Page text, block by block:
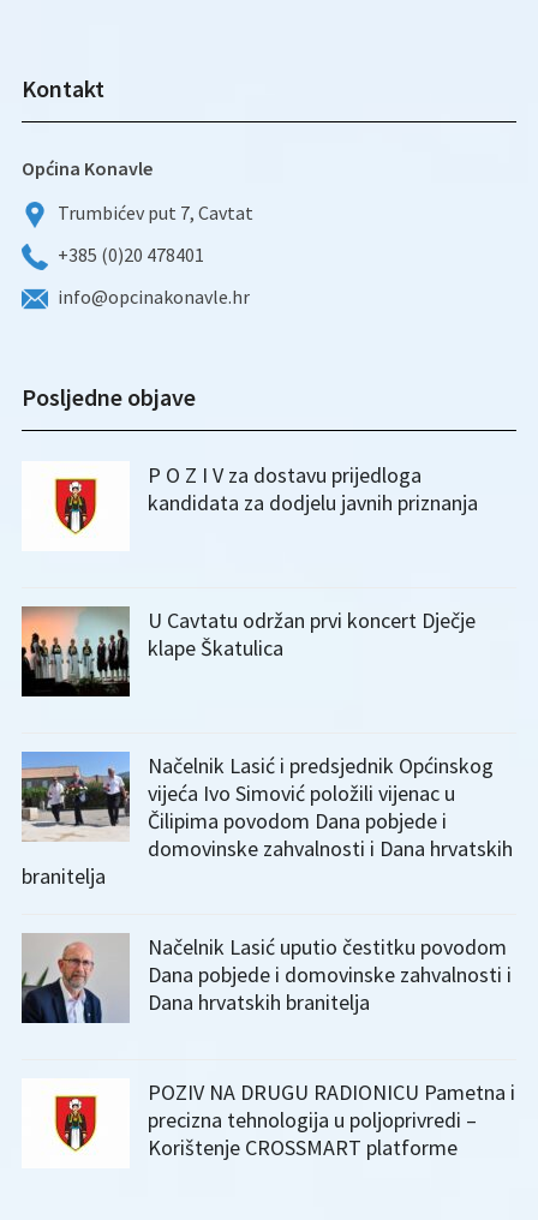
Kontakt
Općina Konavle
Trumbićev put 7, Cavtat
+385 (0)20 478401
info@opcinakonavle.hr
Posljedne objave
P O Z I V za dostavu prijedloga
kandidata za dodjelu javnih priznanja
U Cavtatu održan prvi koncert Dječje
klape Škatulica
Načelnik Lasić i predsjednik Općinskog
vijeća Ivo Simović položili vijenac u
Čilipima povodom Dana pobjede i
domovinske zahvalnosti i Dana hrvatskih
branitelja
Načelnik Lasić uputio čestitku povodom
Dana pobjede i domovinske zahvalnosti i
Dana hrvatskih branitelja
POZIV NA DRUGU RADIONICU Pametna i
precizna tehnologija u poljoprivredi –
Korištenje CROSSMART platforme